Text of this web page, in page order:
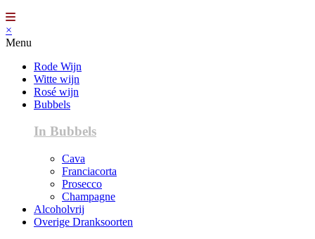
×
Menu
Rode Wijn
Witte wijn
Rosé wijn
Bubbels
In Bubbels
Cava
Franciacorta
Prosecco
Champagne
Alcoholvrij
Overige Dranksoorten